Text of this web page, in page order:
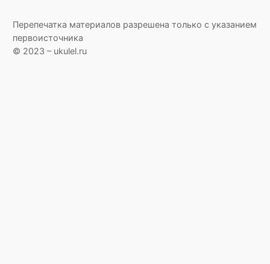
Перепечатка материалов разрешена только с указанием
первоисточника
© 2023 – ukulel.ru